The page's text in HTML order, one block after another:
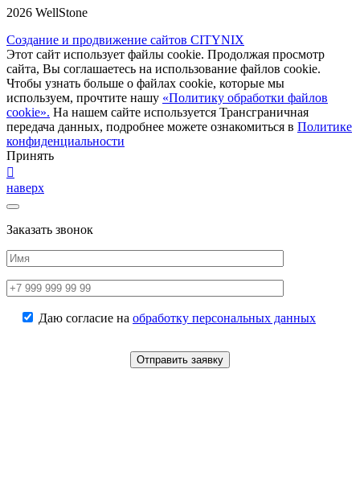
2026 WellStone
Создание и продвижение сайтов CITYNIX
Этот сайт использует файлы cookie. Продолжая просмотр
сайта, Вы соглашаетесь на использование файлов cookie.
Чтобы узнать больше о файлах cookie, которые мы
используем, прочтите нашу «Политику обработки файлов
cookie». На нашем сайте используется Трансграничная
передача данных, подробнее можете ознакомиться в Политике
конфиденциальности
Принять
наверх
Заказать звонок
Даю согласие на обработку персональных данных